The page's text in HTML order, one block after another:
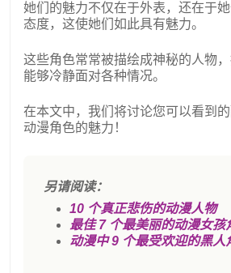
她们的魅力不仅在于外表，还在于
态度，这使她们如此具有魅力。
这些角色常常被描绘成神秘的人物，
能够冷静面对各种情况。
在本文中，我们将讨论您可以看到
动漫角色的魅力！
另请阅读：
10 个真正悲伤的动漫人物
最佳 7 个最美丽的动漫女孩
动漫中 9 个最受欢迎的黑人